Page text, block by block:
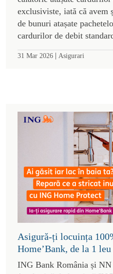
exclusiviste, iată că avem
de bunuri atașate
cardurilor de debit
31 Mar 2026 | Asigurari
Asigură-ți locuința
Home’Bank, de la 1 leu
ING Bank România și NN